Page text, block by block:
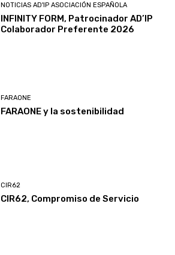
NOTICIAS AD'IP ASOCIACIÓN ESPAÑOLA
INFINITY FORM, Patrocinador AD’IP
Colaborador Preferente 2026
FARAONE
FARAONE y la sostenibilidad
CIR62
CIR62, Compromiso de Servicio